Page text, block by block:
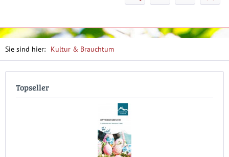
Kultur & Brauchtum
Topseller